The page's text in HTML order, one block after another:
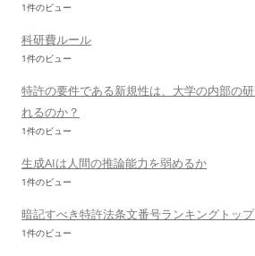
1件のビュー
科研費ルール
1件のビュー
特許の要件である新規性は、大学の内部の
れるのか？
1件のビュー
生成AIは人間の推論能力を弱めるか
1件のビュー
暗記すべき特許法条文番号ランキングトップ
1件のビュー